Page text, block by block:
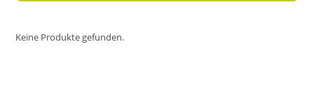
Keine Produkte gefunden.